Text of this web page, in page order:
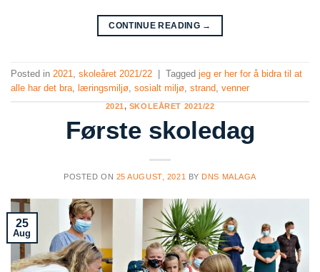
CONTINUE READING →
Posted in 2021, skoleåret 2021/22 Tagged jeg er her for å bidra til at
alle har det bra, læringsmiljø, sosialt miljø, strand, venner
2021, SKOLEÅRET 2021/22
Første skoledag
POSTED ON 25 AUGUST, 2021 BY DNS MALAGA
25
Aug